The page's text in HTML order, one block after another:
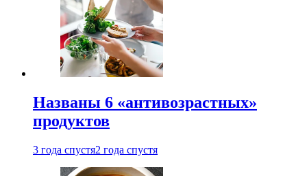
Названы 6 «антивозрастных»
продуктов
3 года спустя2 года спустя